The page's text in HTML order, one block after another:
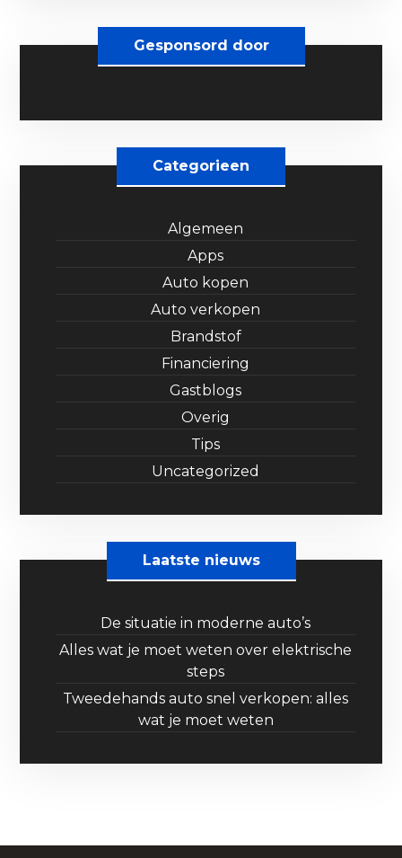
Gesponsord door
Categorieen
Algemeen
Apps
Auto kopen
Auto verkopen
Brandstof
Financiering
Gastblogs
Overig
Tips
Uncategorized
Laatste nieuws
De situatie in moderne auto’s
Alles wat je moet weten over elektrische
steps
Tweedehands auto snel verkopen: alles
wat je moet weten